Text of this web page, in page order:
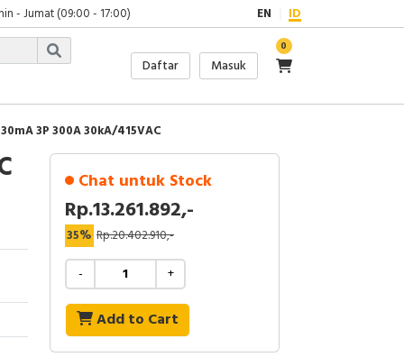
- Jumat (09:00 - 17:00) EN ID
Daftar Masuk
0
30mA 3P 300A 30kA/415VAC
Chat untuk Stock
Rp.13.261.892,-
35% Rp.20.402.910,-
- +
Add to Cart